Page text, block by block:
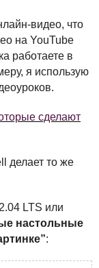
видео, что
на YouTube
работаете в
я использую
сделают
делает то же
LTS или
настольные
: